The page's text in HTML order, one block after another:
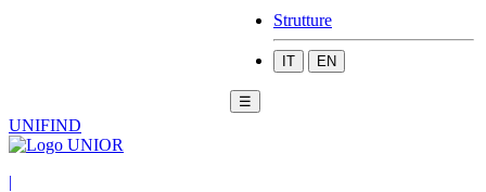
Strutture
IT EN
☰
UNIFIND
|